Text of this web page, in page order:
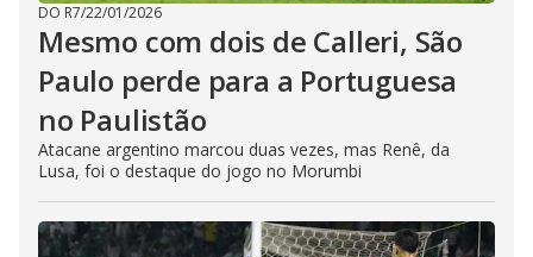
DO R7/22/01/2026
Mesmo com dois de Calleri, São
Paulo perde para a Portuguesa
no Paulistão
Atacane argentino marcou duas vezes, mas Renê, da
Lusa, foi o destaque do jogo no Morumbi